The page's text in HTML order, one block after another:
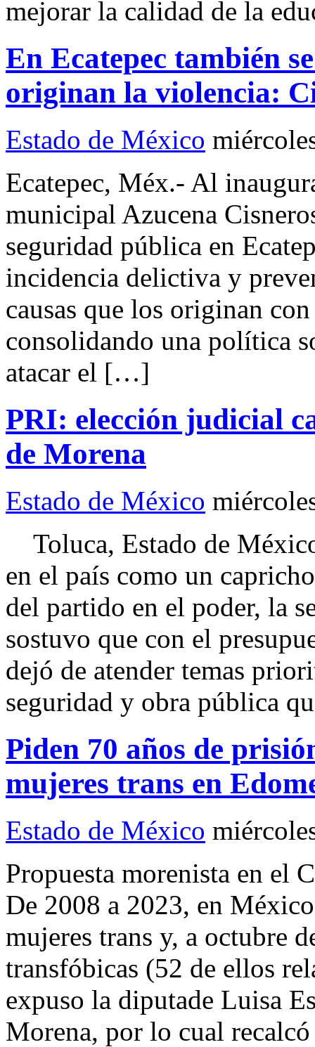
mejorar la calidad de la
En Ecatepec también
originan la violencia:
Estado de México
Ecatepec, Méx.- Al
municipal Azucena
seguridad pública en
incidencia delictiva y
causas que los originan
consolidando una política
atacar el […]
PRI: elección judicial
de Morena
Estado de México
Toluca, Estado de
en el país como un
del partido en el poder, la
sostuvo que con el
dejó de atender temas
seguridad y obra pública
Piden 70 años de
mujeres trans en
Estado de México
Propuesta morenista en el
De 2008 a 2023, en
mujeres trans y, a octubre
transfóbicas (52 de ellos
expuso la diputade Luisa
Morena, por lo cual